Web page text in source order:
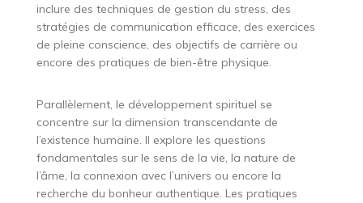
inclure des techniques de gestion du stress, des
stratégies de communication efficace, des exercices
de pleine conscience, des objectifs de carrière ou
encore des pratiques de bien-être physique.
Parallèlement, le développement spirituel se
concentre sur la dimension transcendante de
l’existence humaine. Il explore les questions
fondamentales sur le sens de la vie, la nature de
l’âme, la connexion avec l’univers ou encore la
recherche du bonheur authentique. Les pratiques